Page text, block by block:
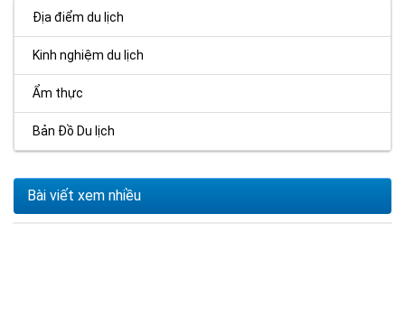
Địa điểm du lịch
Kinh nghiệm du lịch
Ẩm thực
Bản Đồ Du lịch
Bài viết xem nhiều